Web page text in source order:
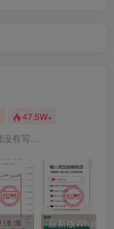
47.5W+
有写...
多语言海外微交易系统源码/虚拟币黄金期货外汇微盘